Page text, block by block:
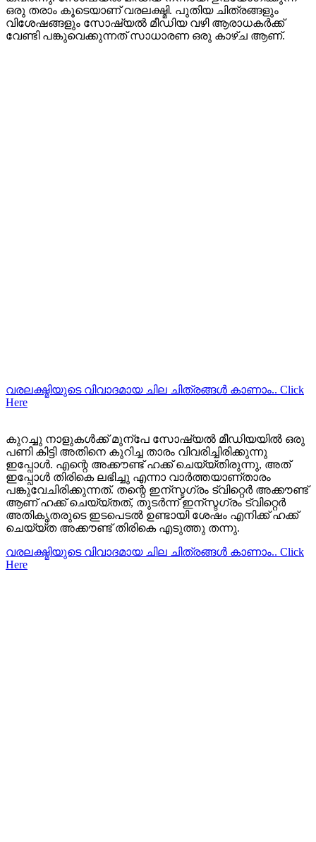
ഒരു തരാം കൂടെയാണ് വരലക്ഷ്മി. പുതിയ ചിത്രങ്ങളും
വിശേഷങ്ങളും സോഷ്യല്‍ മീഡിയ വഴി ആരാധകര്‍ക്ക്
വേണ്ടി പങ്കുവെക്കുന്നത് സാധാരണ ഒരു കാഴ്ച ആണ്.
വരലക്ഷ്മിയുടെ വിവാദമായ ചില ചിത്രങ്ങള്‍ കാണാം.. Click
Here
കുറച്ചു നാളുകള്‍ക്ക് മുന്പേ സോഷ്യല്‍ മീഡിയയില്‍ ഒരു
പണി കിട്ടി അതിനെ കുറിച്ച താരം വിവരിച്ചിരിക്കുന്നു
ഇപ്പോള്‍. എന്റെ അക്കൗണ്ട്‌ ഹക്ക് ചെയ്യ്തിരുന്നു, അത്
ഇപ്പോള്‍ തിരികെ ലഭിച്ചു എന്നാ വാര്‍ത്ത‍യാണ്താരം
പങ്കുവേചിരിക്കുന്നത്. തന്റെ ഇന്സ്ടഗ്രം ട്വിറ്റെര്‍ അക്കൗണ്ട്‌
ആണ് ഹക്ക് ചെയ്യ്തത്, തുടര്‍ന്ന് ഇന്സ്ടഗ്രം ട്വിറ്റെര്‍
അതികൃതരുടെ ഇടപെടല്‍ ഉണ്ടായി ശേഷം എനിക്ക് ഹക്ക്
ചെയ്യ്ത അക്കൗണ്ട്‌ തിരികെ എടുത്തു തന്നു.
വരലക്ഷ്മിയുടെ വിവാദമായ ചില ചിത്രങ്ങള്‍ കാണാം.. Click
Here